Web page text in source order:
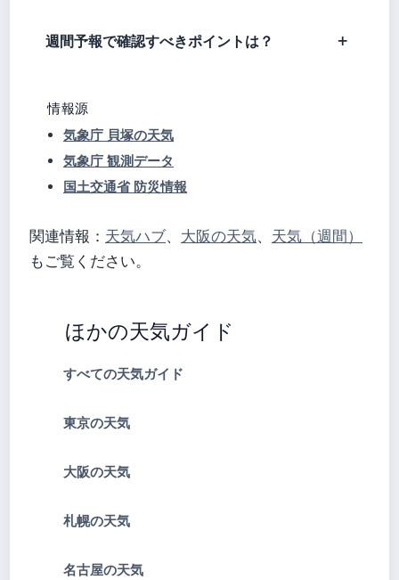
週間予報で確認すべきポイントは？
情報源
気象庁 貝塚の天気
気象庁 観測データ
国土交通省 防災情報
関連情報： 天気ハブ、 大阪の天気、 天気（週間）
もご覧ください。
ほかの天気ガイド
すべての天気ガイド
東京の天気
大阪の天気
札幌の天気
名古屋の天気